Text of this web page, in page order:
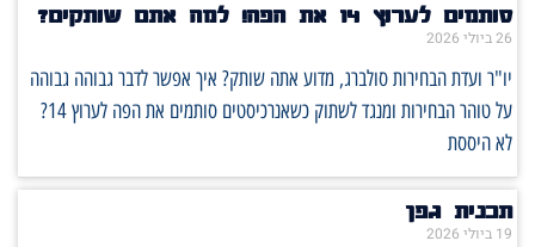
סותמים לערוץ 14 את הפה! למה אתם שותקים?
26 ביולי 2026
יו"ר ועדת הבחירות סולברג, מדוע אתה שותק? איך אפשר לדבר גבוהה גבוהה
על טוהר הבחירות ומנגד לשתוק כשאנרכיסטים סותמים את הפה לערוץ 14?
לא היססת
תכנית גפן
19 ביולי 2026